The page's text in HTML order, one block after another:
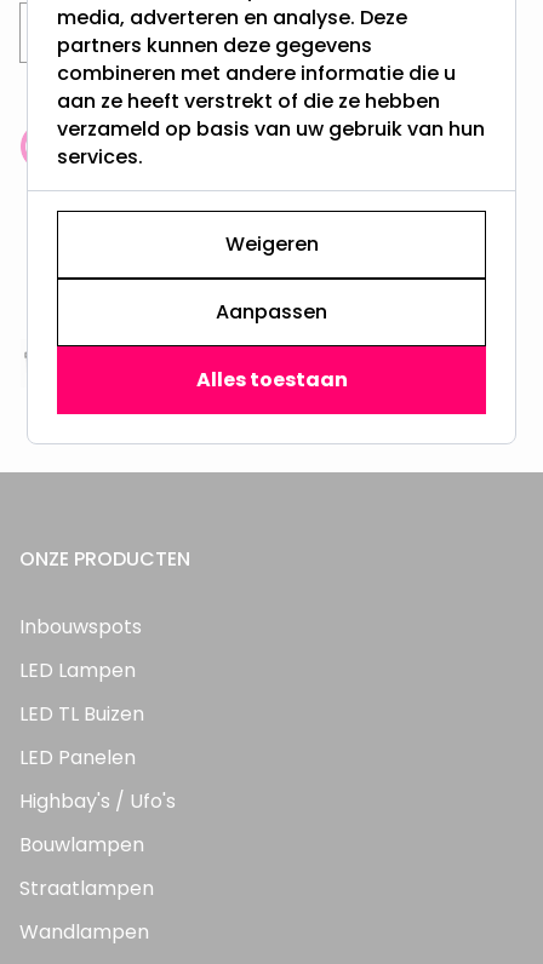
Wandlampen Wandlampen downlight
Klantenbeoordeling: 9.4/10
Gratis verzending + snel geleverd
Vanaf EUR100,- naar NL & BE
& 100 dagen recht op retour
Altijd uit eigen voorraad
ONZE PRODUCTEN
Inbouwspots
LED Lampen
LED TL Buizen
LED Panelen
Highbay's / Ufo's
Bouwlampen
Straatlampen
Wandlampen
media, adverteren en analyse. Deze
partners kunnen deze gegevens
combineren met andere informatie die u
aan ze heeft verstrekt of die ze hebben
verzameld op basis van uw gebruik van hun
services.
Weigeren
Aanpassen
Alles toestaan